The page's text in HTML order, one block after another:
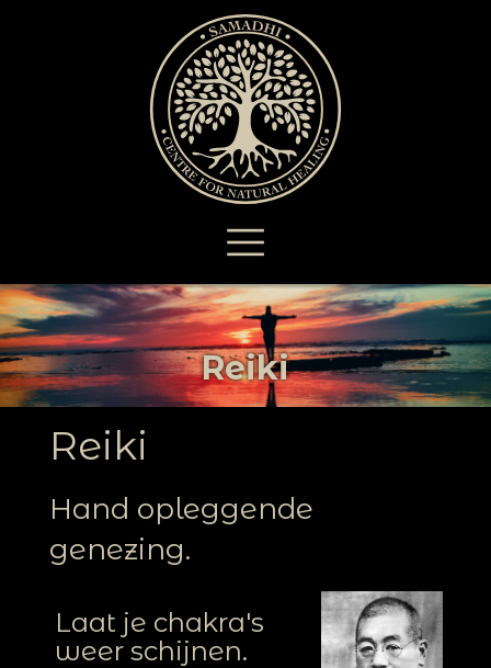
Reiki
Reiki
Hand opleggende
genezing.
Laat je chakra's
weer schijnen.